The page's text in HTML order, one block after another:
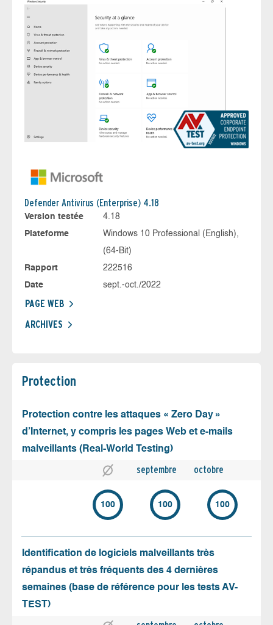
Defender Antivirus (Enterprise) 4.18
Version testée
4.18
Plateforme
Windows 10 Professional (English),
(64-Bit)
Rapport
222516
Date
sept.-oct./2022
PAGE WEB
ARCHIVES
Protection
Protection contre les attaques « Zero Day »
d’Internet, y compris les pages Web et e-mails
malveillants (Real-World Testing)
septembre octobre
100 100 100
Identification de logiciels malveillants très
répandus et très fréquents des 4 dernières
semaines (base de référence pour les tests AV-
TEST)